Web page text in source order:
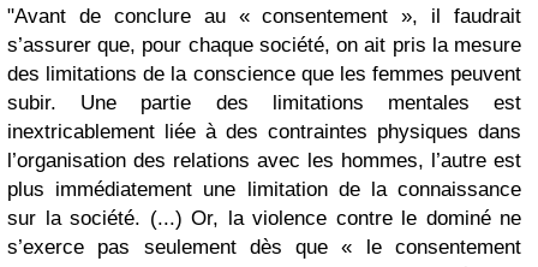
"Avant de conclure au « consentement », il faudrait
s’assurer que, pour chaque société, on ait pris la mesure
des limitations de la conscience que les femmes peuvent
subir. Une partie des limitations mentales est
inextricablement liée à des contraintes physiques dans
l’organisation des relations avec les hommes, l’autre est
plus immédiatement une limitation de la connaissance
sur la société. (...) Or, la violence contre le dominé ne
s’exerce pas seulement dès que « le consentement